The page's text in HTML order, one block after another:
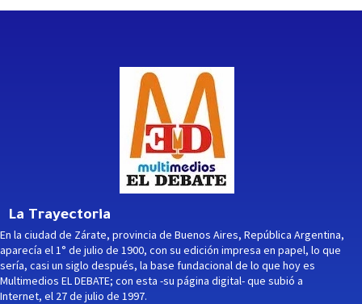
La Trayectoria
En la ciudad de Zárate, provincia de Buenos Aires, República Argentina,
aparecía el 1° de julio de 1900, con su edición impresa en papel, lo que
sería, casi un siglo después, la base fundacional de lo que hoy es
Multimedios EL DEBATE; con esta -su página digital- que subió a
Internet, el 27 de julio de 1997.